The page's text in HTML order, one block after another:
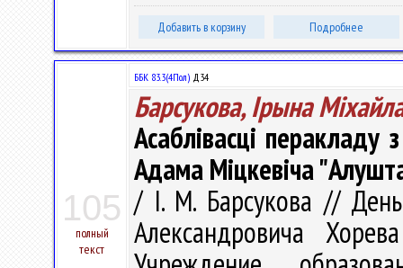
Добавить в корзину Подробнее
105
полный
текст
ББК 83.3(4Пол) Д34
Барсукова, Ірына
Асаблівасці
Адама Міцкевіча
/ І. М. Барсукова //
Александровича